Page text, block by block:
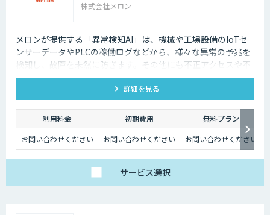
株式会社メロン
メロンが提供する「異常検知AI」は、機械や工場設備のIoTセ
ンサーデータやPLCの稼働ログなどから、様々な異常の予兆を
検知し、故障を未然に防ぎます。その他にも不正アクセスや不
正取引の検出といったサイバーセキュリティにも活用可能で
詳細を見る
利用料金 初期費用
無料プラン
お問い合わせください
お問い合わせください お問い合わせください
サービス選択